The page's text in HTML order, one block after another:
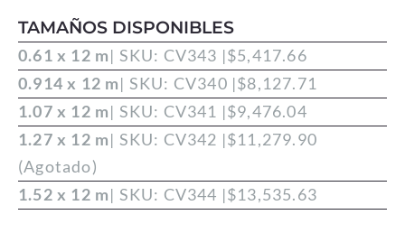
TAMAÑOS DISPONIBLES
0.61 x 12 m| SKU: CV343 |$5,417.66
0.914 x 12 m| SKU: CV340 |$8,127.71
1.07 x 12 m| SKU: CV341 |$9,476.04
1.27 x 12 m| SKU: CV342 |$11,279.90
(Agotado)
1.52 x 12 m| SKU: CV344 |$13,535.63